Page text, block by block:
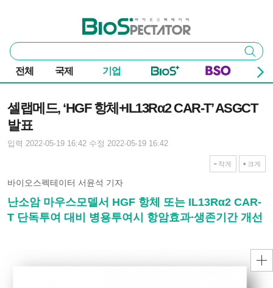
바이오스펙테이터
통
합
검
색
검색
전체 국제 기업
셀랩메드, ‘HGF 항체+IL13Rα2 CAR-T’ ASGCT
발표
입력 2022-05-19 16:42 수정 2022-05-19 16:42
작게 크게
바이오스펙테이터 서윤석 기자
난소암 마우스모델서 HGF 항체 또는 IL13Rα2 CAR-
T 단독투여 대비 병용투여시 항암효과∙생존기간 개선